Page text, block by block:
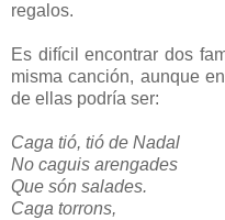
regalos.
Es difícil encontrar dos
misma canción, aunque
de ellas podría ser:
Caga tió, tió de Nadal
No caguis arengades
Que són salades.
Caga torrons,